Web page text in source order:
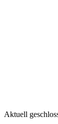
Aktuell